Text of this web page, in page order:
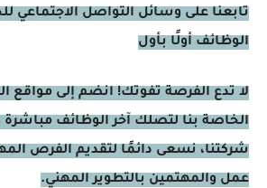
تابعنا على وسائل التواصل الاجتماعي
الوظائف أولًا بأول
لا تدع الفرصة تفوتك! انضم إلى مواقع
الخاصة بنا لتصلك آخر الوظائف مباشرة
شركتنا، نسعى دائمًا لتقديم الفرص
عمل والمهتمين بالتطوير المهني.